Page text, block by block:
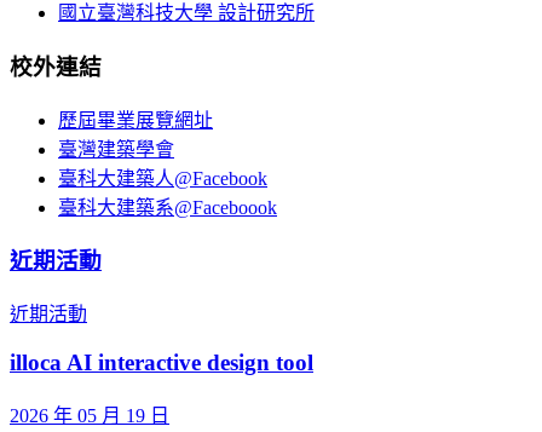
國立臺灣科技大學 設計研究所
校外連結
歷屆畢業展覽網址
臺灣建築學會
臺科大建築人@Facebook
臺科大建築系@Faceboook
近期活動
近期活動
illoca AI interactive design tool
2026 年 05 月 19 日